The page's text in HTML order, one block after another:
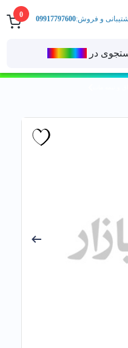
0
در
و فروش:09917797600